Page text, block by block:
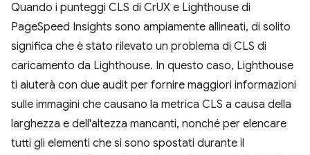
Quando i punteggi CLS di CrUX e Lighthouse di
PageSpeed Insights sono ampiamente allineati, di solito
significa che è stato rilevato un problema di CLS di
caricamento da Lighthouse. In questo caso, Lighthouse
ti aiuterà con due audit per fornire maggiori informazioni
sulle immagini che causano la metrica CLS a causa della
larghezza e dell'altezza mancanti, nonché per elencare
tutti gli elementi che si sono spostati durante il